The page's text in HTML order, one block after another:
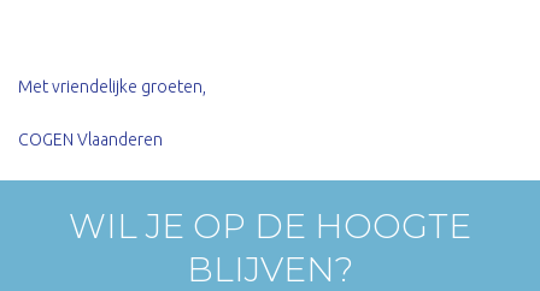
Met vriendelijke groeten,
COGEN Vlaanderen
WIL JE OP DE HOOGTE
BLIJVEN?